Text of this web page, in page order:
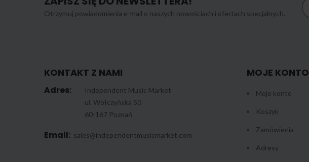
Otrzymuj powiadomienia e-mail o naszych nowościach i ofertach specjalnych.
KONTAKT Z NAMI
Adres:
Independent Music Market
ul. Wołczyńska 50
60-167 Poznań
Email: sales@independentmusicmarket.com
MOJE KONTO
Moje konto
Koszyk
Zamówienia
Adresy